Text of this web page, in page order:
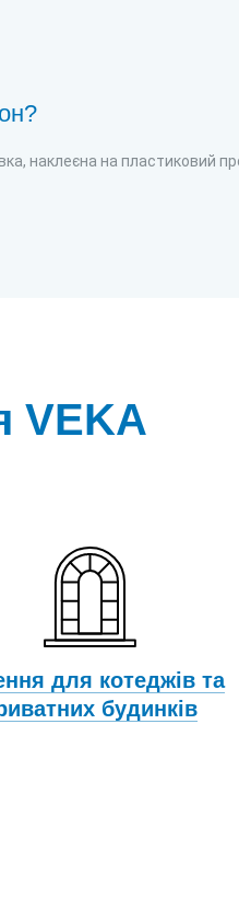
наклеєна на пластиковий
VEKA
для котеджів та
будинків